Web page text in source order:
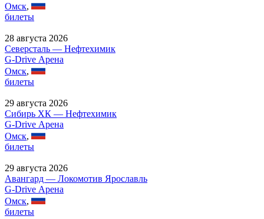
Омск,
билеты
28 августа 2026
Северсталь — Нефтехимик
G-Drive Арена
Омск,
билеты
29 августа 2026
Сибирь ХК — Нефтехимик
G-Drive Арена
Омск,
билеты
29 августа 2026
Авангард — Локомотив Ярославль
G-Drive Арена
Омск,
билеты